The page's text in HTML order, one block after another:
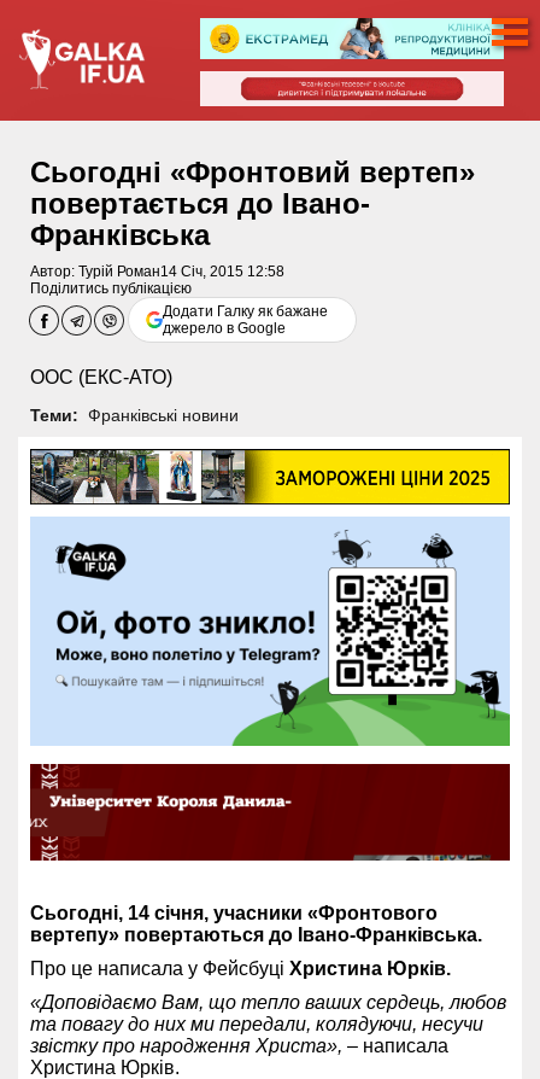
Сьогодні «Фронтовий вертеп»
повертається до Івано-
Франківська
Автор: Турій Роман14 Січ, 2015 12:58
Поділитись публікацією
Додати Галку як бажане
джерело в Google
ООС (ЕКС-АТО)
Теми: Франківські новини
Сьогодні, 14 січня, учасники «Фронтового
вертепу» повертаються до Івано-Франківська.
Про це написала у Фейсбуці Христина Юрків.
«Доповідаємо Вам, що тепло ваших сердець, любов
та повагу до них ми передали, колядуючи, несучи
звістку про народження Христа», – написала
Христина Юрків.